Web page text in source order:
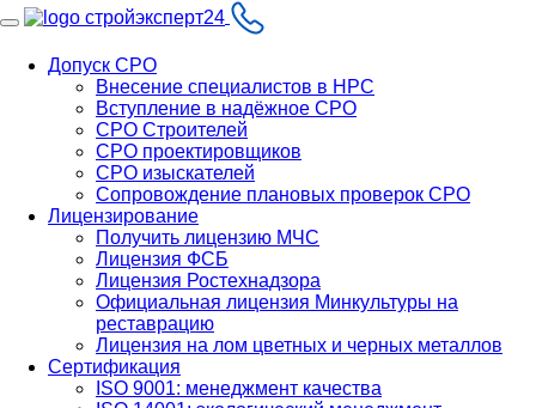
Допуск СРО
Внесение специалистов в НРС
Вступление в надёжное СРО
СРО Строителей
СРО проектировщиков
СРО изыскателей
Сопровождение плановых проверок СРО
Лицензирование
Получить лицензию МЧС
Лицензия ФСБ
Лицензия Ростехнадзора
Официальная лицензия Минкультуры на
реставрацию
Лицензия на лом цветных и черных металлов
Сертификация
ISO 9001: менеджмент качества